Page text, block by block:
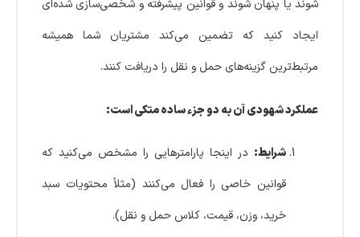
شوند یا پنهان شوند و قوانین پیشرفته و شخصی‌سازی شده‌ای
ایجاد کنید که تضمین می‌کند مشتریان شما همیشه
مرتبط‌ترین گزینه‌های حمل و نقل را دریافت کنند.
عملکرد شهودی آن به دو جزء ساده متکی است:
شرایط: در اینجا پارامترهایی را مشخص می‌کنید که
قوانین خاصی را فعال می‌کنند (مثلاً محتویات سبد
خرید، وزن، قیمت، کلاس حمل و نقل).